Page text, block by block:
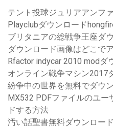
テント投球ジュリアアンフ
Playclubダウンロード
ブリタニアの総戦争王座ダ
ダウンロード画像はどこで
Rfactor indycar 2010 modダ
オンライン戦争マシン2017
紛争中の世界を無料でダウ
MX532 PDFファイルのユ
ドする方法
汚い話聖書無料ダウンロード